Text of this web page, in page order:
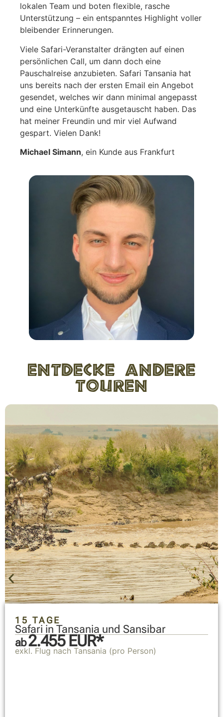
lokalen Team und boten flexible, rasche
Unterstützung – ein entspanntes Highlight voller
bleibender Erinnerungen.
Viele Safari-Veranstalter drängten auf einen
persönlichen Call, um dann doch eine
Pauschalreise anzubieten. Safari Tansania hat
uns bereits nach der ersten Email ein Angebot
gesendet, welches wir dann minimal angepasst
und eine Unterkünfte ausgetauscht haben. Das
hat meiner Freundin und mir viel Aufwand
gespart. Vielen Dank!
Michael Simann, ein Kunde aus Frankfurt
Entdecke andere
Touren
15 TAGE
Safari in Tansania und Sansibar
ab2.455 EUR*
exkl. Flug nach Tansania (pro Person)